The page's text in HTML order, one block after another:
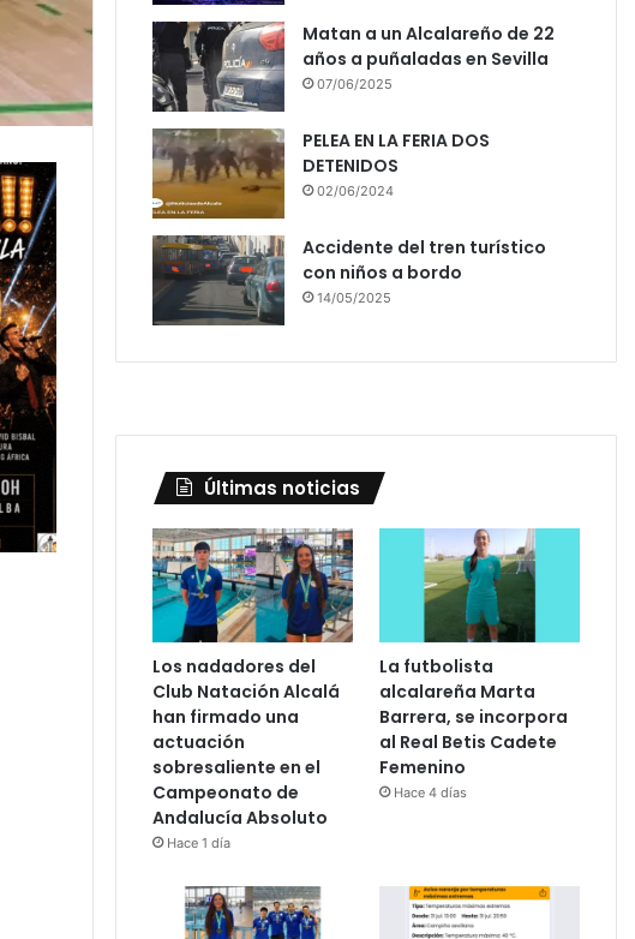
Matan a un Alcalareño de 22
años a puñaladas en Sevilla
07/06/2025
PELEA EN LA FERIA DOS
DETENIDOS
02/06/2024
Accidente del tren turístico
con niños a bordo
14/05/2025
Últimas noticias
Los nadadores del
Club Natación Alcalá
han firmado una
actuación
sobresaliente en el
Campeonato de
Andalucía Absoluto
Hace 1 día
La futbolista
alcalareña Marta
Barrera, se incorpora
al Real Betis Cadete
Femenino
Hace 4 días